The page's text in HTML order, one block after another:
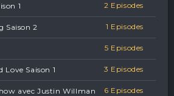
1 2 Episodes
Saison 2 1 Episodes
5 Episodes
Saison 1 3 Episodes
avec Justin Willman
6 Episodes